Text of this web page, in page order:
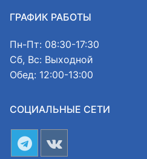
ГРАФИК РАБОТЫ
Пн-Пт: 08:30-17:30
Сб, Вс: Выходной
Обед: 12:00-13:00
СОЦИАЛЬНЫЕ СЕТИ